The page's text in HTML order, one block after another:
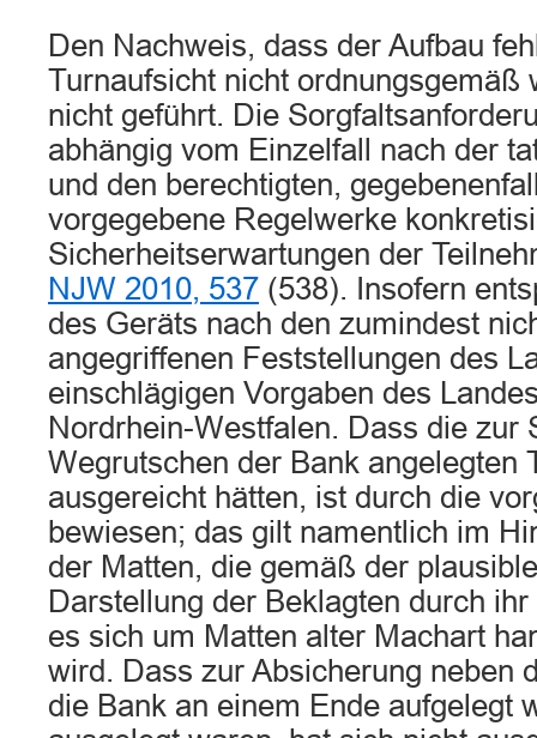
Den Nachweis, dass der Aufbau
Turnaufsicht nicht ordnungsgemäß
nicht geführt. Die
abhängig vom Einzelfall nach der
und den berechtigten,
vorgegebene Regelwerke
Sicherheitserwartungen der
NJW 2010, 537 (538). Insofern
des Geräts nach den zumindest
angegriffenen Feststellungen des
einschlägigen Vorgaben des
Nordrhein-Westfalen. Dass die zur
Wegrutschen der Bank angelegten
ausgereicht hätten, ist durch die
bewiesen; das gilt namentlich im
der Matten, die gemäß der
Darstellung der Beklagten durch
es sich um Matten alter Machart
wird. Dass zur Absicherung neben
die Bank an einem Ende aufgelegt